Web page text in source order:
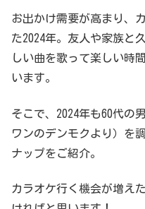
お出かけ需要が高まり、
た2024年。友人や家族と
しい曲を歌って楽しい時
います。
そこで、2024年も60代の
ワンのデンモクより）を
ナップをご紹介。
カラオケ行く機会が増え